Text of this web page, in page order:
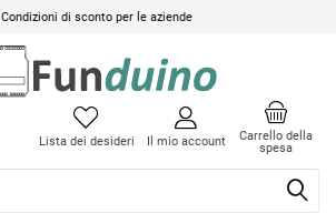
Condizioni di sconto per le aziende
Carrello della
spesa
Lista dei desideri Il mio account